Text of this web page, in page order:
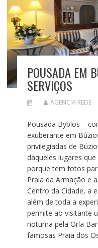
POUSADA EM
SERVIÇOS
AGENCIA REDE
Pousada Byblos –
exuberante em
privilegiadas de
daqueles lugares
porque tem fotos
Praia da Armação e
Centro da Cidade, a
além de toda a
permite ao visitante
noturna pela Orla
famosas Praia dos